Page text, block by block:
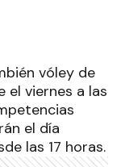
vóley de
el viernes a las
el día
las 17 horas.